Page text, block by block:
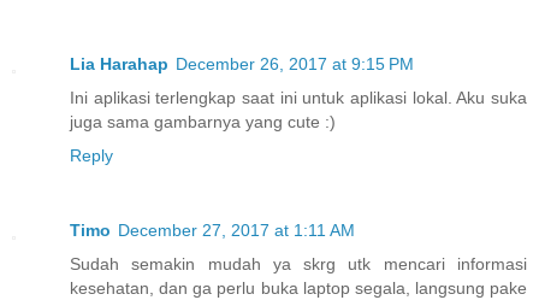
Lia Harahap December 26, 2017 at 9:15 PM
Ini aplikasi terlengkap saat ini untuk aplikasi lokal. Aku suka
juga sama gambarnya yang cute :)
Reply
Timo December 27, 2017 at 1:11 AM
Sudah semakin mudah ya skrg utk mencari informasi
kesehatan, dan ga perlu buka laptop segala, langsung pake